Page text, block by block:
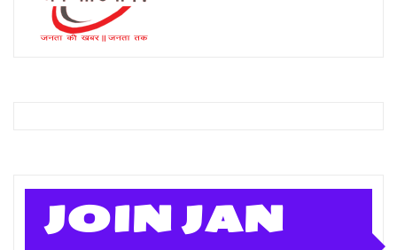
JOIN JAN